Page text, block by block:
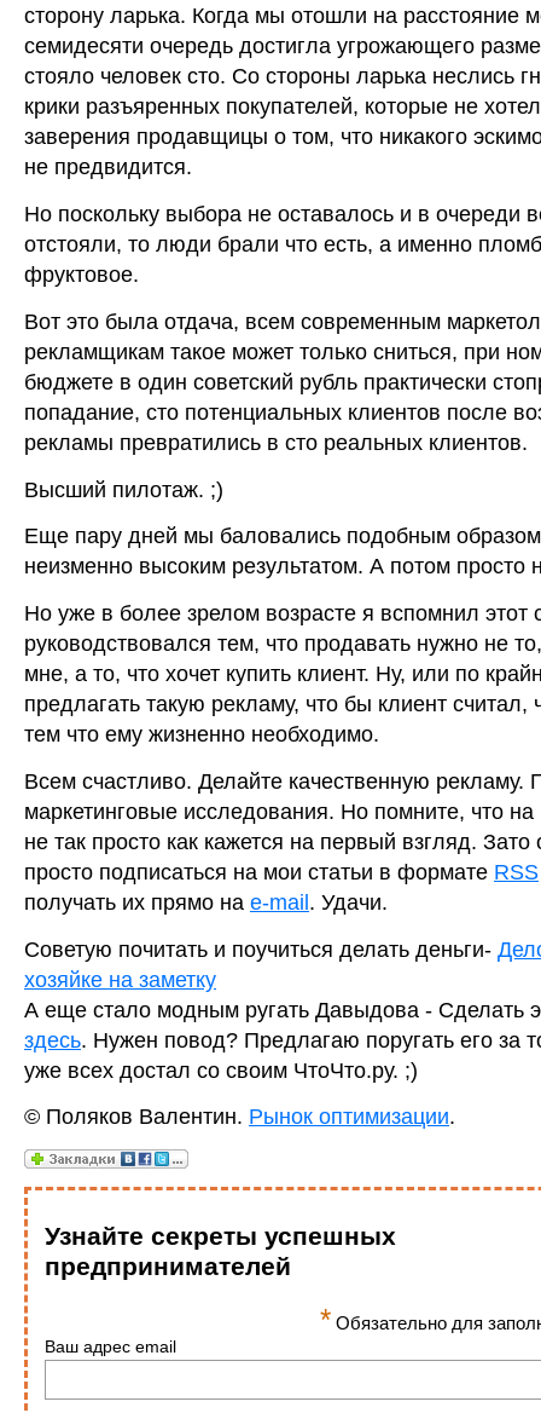
сторону ларька. Когда мы отошли на расстояние
семидесяти очередь достигла угрожающего
стояло человек сто. Со стороны ларька неслись
крики разъяренных покупателей, которые не
заверения продавщицы о том, что никакого
не предвидится.
Но поскольку выбора не оставалось и в очереди
отстояли, то люди брали что есть, а именно
фруктовое.
Вот это была отдача, всем современным
рекламщикам такое может только сниться, при
бюджете в один советский рубль практически
попадание, сто потенциальных клиентов после
рекламы превратились в сто реальных клиентов.
Высший пилотаж. ;)
Еще пару дней мы баловались подобным
неизменно высоким результатом. А потом просто
Но уже в более зрелом возрасте я вспомнил этот
руководствовался тем, что продавать нужно не
мне, а то, что хочет купить клиент. Ну, или по
предлагать такую рекламу, что бы клиент считал,
тем что ему жизненно необходимо.
Всем счастливо. Делайте качественную рекламу.
маркетинговые исследования. Но помните, что на
не так просто как кажется на первый взгляд. Зато
просто подписаться на мои статьи в формате RSS
получать их прямо на e-mail. Удачи.
Советую почитать и поучиться делать деньги-
хозяйке на заметку
А еще стало модным ругать Давыдова - Сделать
здесь. Нужен повод? Предлагаю поругать его за
уже всех достал со своим ЧтоЧто.ру. ;)
© Поляков Валентин. Рынок оптимизации.
Узнайте секреты успешных
предпринимателей
* Обязательно для
Ваш адрес email